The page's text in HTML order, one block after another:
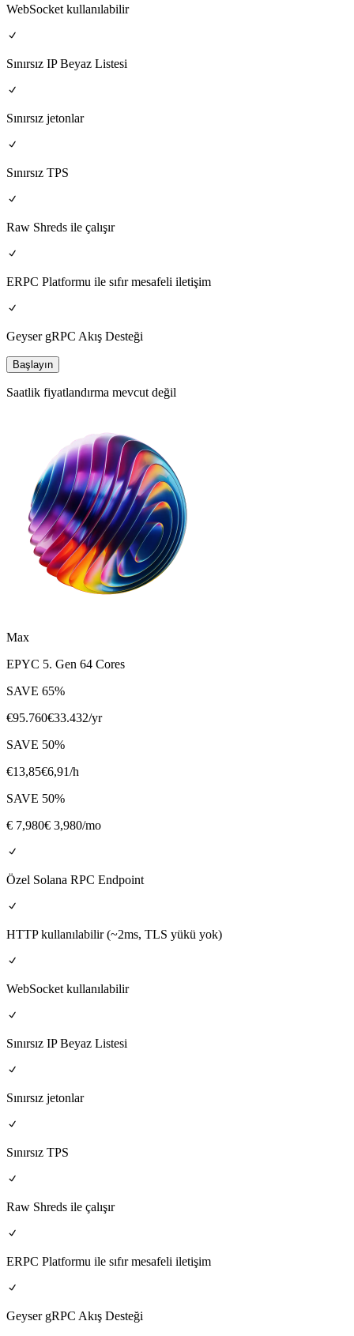
WebSocket kullanılabilir
Sınırsız IP Beyaz Listesi
Sınırsız jetonlar
Sınırsız TPS
Raw Shreds ile çalışır
ERPC Platformu ile sıfır mesafeli iletişim
Geyser gRPC Akış Desteği
Başlayın
Saatlik fiyatlandırma mevcut değil
Max
EPYC 5. Gen 64 Cores
SAVE 65%
€95.760€33.432/yr
SAVE 50%
€13,85€6,91/h
SAVE 50%
€ 7,980€ 3,980/mo
Özel Solana RPC Endpoint
HTTP kullanılabilir (~2ms, TLS yükü yok)
WebSocket kullanılabilir
Sınırsız IP Beyaz Listesi
Sınırsız jetonlar
Sınırsız TPS
Raw Shreds ile çalışır
ERPC Platformu ile sıfır mesafeli iletişim
Geyser gRPC Akış Desteği